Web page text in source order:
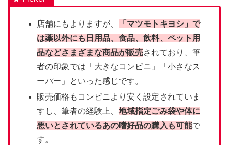
店舗にもよりますが、
「マツモトキヨシ」で
は薬以外にも日用品、食品、飲料、ペット用
品などさまざまな商品が販売されており、筆
者の印象では「大きなコンビニ」「小さなス
ーパー」といった感じです。
販売価格もコンビニより安く設定されていま
すし、筆者の経験上、地域指定ごみ袋や体に
悪いとされているあの嗜好品の購入も可能で
す。